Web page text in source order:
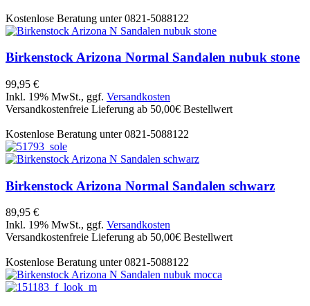
Kostenlose Beratung unter 0821-5088122
BirkenstockArizona Normal Sandalen nubuk stone
99,95 €
Inkl. 19% MwSt., ggf. Versandkosten
Versandkostenfreie Lieferung ab 50,00€ Bestellwert
Kostenlose Beratung unter 0821-5088122
Birkenstock Arizona Normal Sandalen schwarz
89,95 €
Inkl. 19% MwSt., ggf. Versandkosten
Versandkostenfreie Lieferung ab 50,00€ Bestellwert
Kostenlose Beratung unter 0821-5088122